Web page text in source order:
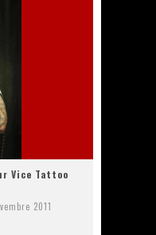
Vice Tattoo
2011